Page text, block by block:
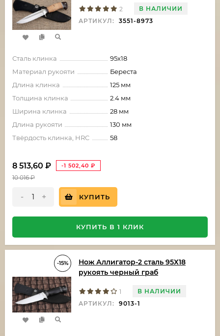
2
В НАЛИЧИИ
АРТИКУЛ:
3551-8973
Сталь клинка
95х18
Материал рукояти
Береста
Длина клинка
125 мм
Толщина клинка
2.4 мм
Ширина клинка
28 мм
Длина рукояти
130 мм
Твёрдость клинка, HRC
58
8 513,60 ₽ -1 502,40 ₽
10 016₽
- + КУПИТЬ
КУПИТЬ В 1 КЛИК
-15%
Нож Аллигатор-2 сталь 95Х18
рукоять черный граб
1
В НАЛИЧИИ
АРТИКУЛ:
9013-1